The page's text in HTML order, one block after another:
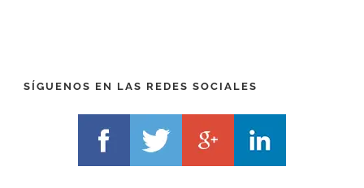
SÍGUENOS EN LAS REDES SOCIALES